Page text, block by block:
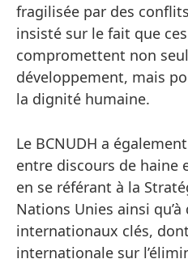
fragilisée par des
insisté sur le fait que
compromettent non
développement, mais
la dignité humaine.
Le BCNUDH a
entre discours de haine
en se référant à la
Nations Unies ainsi
internationaux clés,
internationale sur